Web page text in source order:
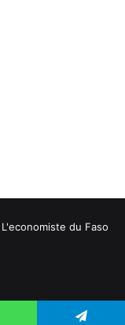
L'economiste du Faso